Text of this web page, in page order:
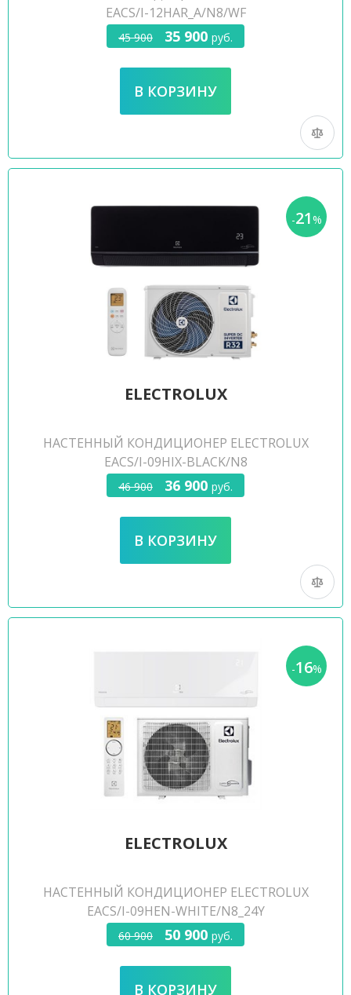
EACS/I-12HAR_A/N8/WF
45 900 35 900 руб.
-21%
ELECTROLUX
НАСТЕННЫЙ КОНДИЦИОНЕР ELECTROLUX
EACS/I-09HIX-BLACK/N8
46 900 36 900 руб.
-16%
ELECTROLUX
НАСТЕННЫЙ КОНДИЦИОНЕР ELECTROLUX
EACS/I-09HEN-WHITE/N8_24Y
60 900 50 900 руб.